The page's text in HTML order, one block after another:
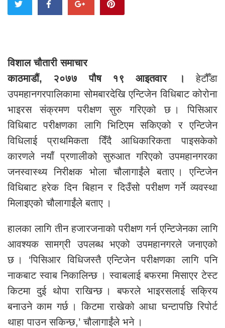
विशाल चौतारी समाचार
काठमाडौं, २०७७ पौष १९ आइतवार ।हेटौँडा
उपमहानगरपालिकामा सोमबारदेखि एन्टिजेन विधिबाट कोरोना
भाइरस संक्रमण परीक्षण सुरु गरिएको छ । पिसिआर
विधिबाट परीक्षणका लागि भिटिएम सकिएको र एन्टिजेन
विधिलाई प्राथमिकता दिँदै आधिकारिकता पाइसकेको
कारणले नयाँ प्रणालीको सुरुआत गरिएको उपमहानगरका
जनस्वास्थ्य निरीक्षक भोला चौलागाईंले बताए । एन्टिजेन
विधिबाट हरेक दिन बिहान र दिउँसो परीक्षण गर्ने व्यवस्था
मिलाइएको चौलागाईंले बताए ।
हालका लागि तीन हजारजनाको परीक्षण गर्न एन्टिजेनका लागि
आवश्यक सामग्री उपलब्ध भएको उपमहानगरले जनाएको
छ । ‘पिसिआर विधिजस्तै एन्टिजेन परीक्षणका लागि पनि
नाकबाट स्वाब निकालिन्छ । स्वाबलाई बफरमा मिसाएर टेस्ट
किटमा दुई थोपा राखिन्छ । बफरले भाइरसलाई सक्रिय
बनाउने काम गर्छ । किटमा राखेको आधा घन्टापछि रिपोर्ट
थाहा पाउन सकिन्छ,’ चौलागाईंले भने ।